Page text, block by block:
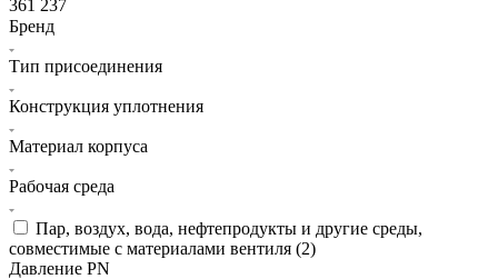
361 237
Бренд
Тип присоединения
Конструкция уплотнения
Материал корпуса
Рабочая среда
Пар, воздух, вода, нефтепродукты и другие среды,
совместимые с материалами вентиля (2)
Давление PN